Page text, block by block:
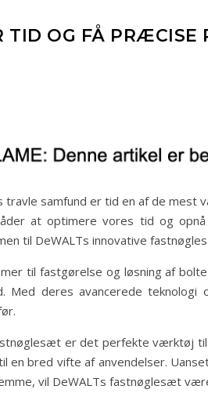
TID OG FÅ PRÆCISE
travle samfund er tid en af ​​de
at optimere vores tid og
til DeWALTs innovative
til fastgørelse og løsning af
Med deres avancerede
er det perfekte værktøj til
en bred vifte af anvendelser.
vil DeWALTs fastnøglesæt